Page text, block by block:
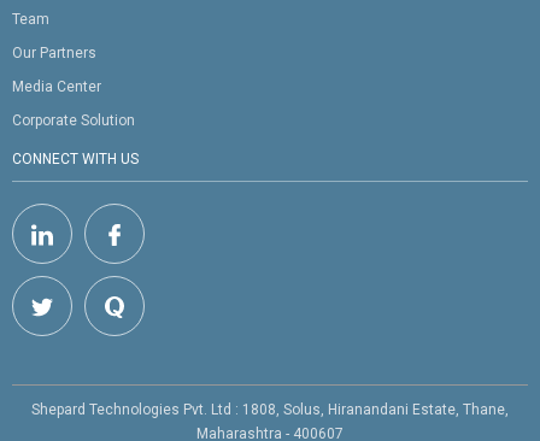
Team
Our Partners
Media Center
Corporate Solution
CONNECT WITH US
Shepard Technologies Pvt. Ltd : 1808, Solus, Hiranandani Estate, Thane,
Maharashtra - 400607